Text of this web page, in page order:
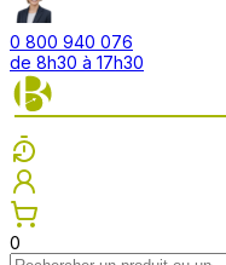
0 800 940 076
de 8h30 à 17h30
0